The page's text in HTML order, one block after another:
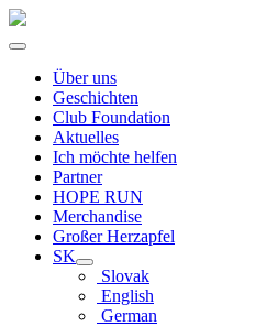
Über uns
Geschichten
Club Foundation
Aktuelles
Ich möchte helfen
Partner
HOPE RUN
Merchandise
Großer Herzapfel
SK
Slovak
English
German